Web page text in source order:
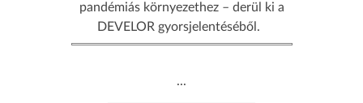
pandémiás környezethez – derül ki a
DEVELOR gyorsjelentéséből.
...